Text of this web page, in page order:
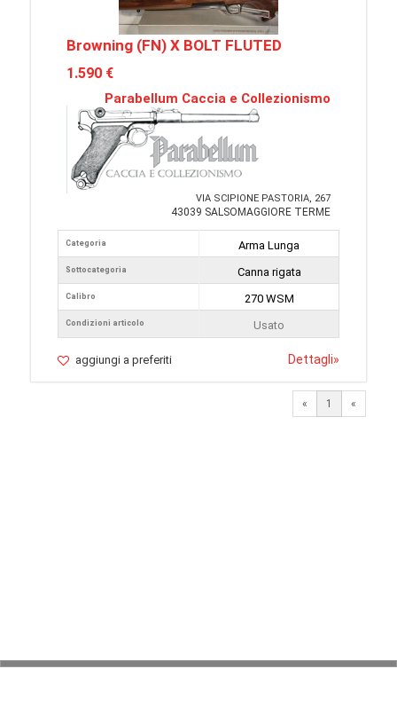
Browning (FN) X BOLT FLUTED
1.590 €
Parabellum Caccia e Collezionismo
VIA SCIPIONE PASTORIA, 267
43039 SALSOMAGGIORE TERME
Categoria
Sottocategoria
Calibro
Condizioni articolo
Arma Lunga
Canna rigata
270 WSM
Usato
aggiungi a preferiti Dettagli»
« 1 «